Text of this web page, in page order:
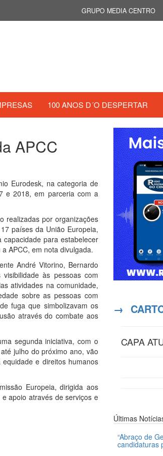
GRUPO MEDIA CENTRO
100 ANOS D´O DESPERTAR
APCC
Eurodesk, na categoria de
e 2018, em parceria com a
realizadas por organizações
países da União Europeia,
capacidade para estabelecer
APCC, em nota divulgada.
André Vitorino, Bernardo
às pessoas com
atividades na comunidade,
sobre as pessoas com
fuga que simbolizavam os
através do combate aos
segunda iniciativa, com o
julho do próximo ano, vão
e direitos humanos
Europeia, dirigida aos
apoio através de serviços e
→
CAPA
Últimas
“Abraço de
candidaturas